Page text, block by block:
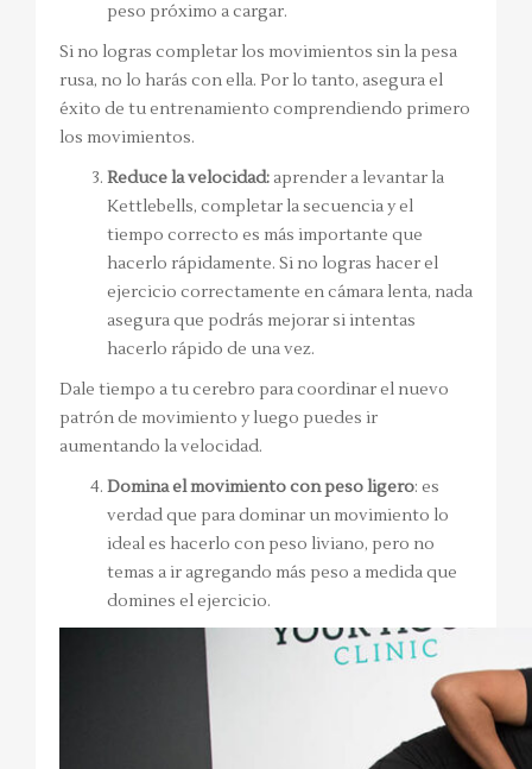
peso próximo a cargar.
Si no logras completar los movimientos sin la pesa
rusa, no lo harás con ella. Por lo tanto, asegura el
éxito de tu entrenamiento comprendiendo primero
los movimientos.
Reduce la velocidad: aprender a levantar la
Kettlebells, completar la secuencia y el
tiempo correcto es más importante que
hacerlo rápidamente. Si no logras hacer el
ejercicio correctamente en cámara lenta, nada
asegura que podrás mejorar si intentas
hacerlo rápido de una vez.
Dale tiempo a tu cerebro para coordinar el nuevo
patrón de movimiento y luego puedes ir
aumentando la velocidad.
Domina el movimiento con peso ligero: es
verdad que para dominar un movimiento lo
ideal es hacerlo con peso liviano, pero no
temas a ir agregando más peso a medida que
domines el ejercicio.